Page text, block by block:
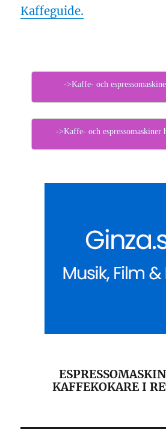
Kaffeguide.
->Kaffe- och
->Kaffe- och espressomaskiner
KAFFEKOKARE I